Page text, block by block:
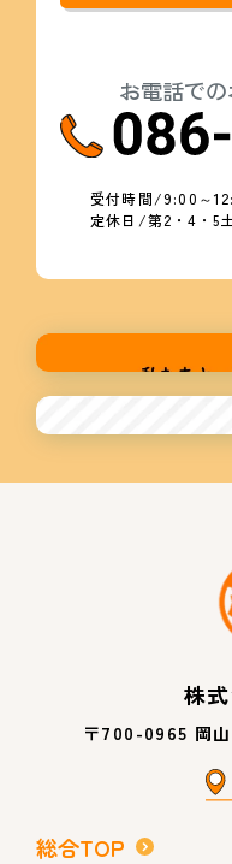
お電話で
受付時間/9:00～
定休日/第2・4・5
株
〒700-0965 岡
総合TOP